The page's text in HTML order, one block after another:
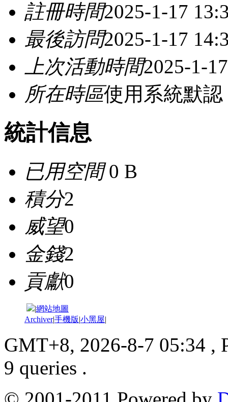
註冊時間2025-1-17
最後訪問2025-1-17
上次活動時間2025-1-
所在時區使用系統默認
統計信息
已用空間0 B
積分2
威望0
金錢2
貢獻0
|網站地圖
Archiver|手機版|小黑屋|
GMT+8, 2026-8-7 05:34 ,
9 queries .